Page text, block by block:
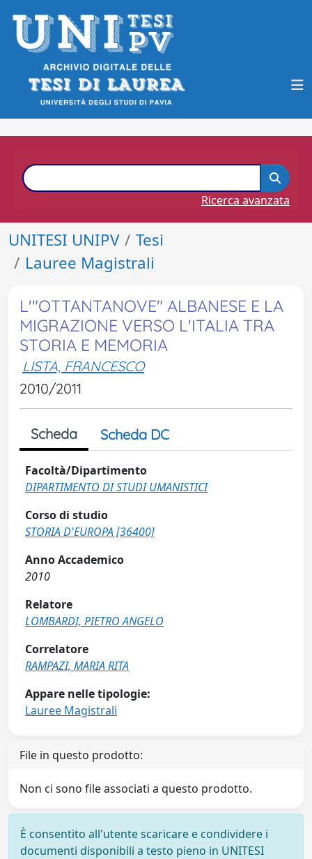
Ricerca avanzata
UNITESI UNIPV
Tesi
Lauree Magistrali
L'"OTTANTANOVE" ALBANESE E LA
MIGRAZIONE VERSO L'ITALIA TRA
STORIA E MEMORIA
LISTA, FRANCESCO
2010/2011
Scheda Scheda DC
Facoltà/Dipartimento
DIPARTIMENTO DI STUDI UMANISTICI
Corso di studio
STORIA D'EUROPA [36400]
Anno Accademico
2010
Relatore
LOMBARDI, PIETRO ANGELO
Correlatore
RAMPAZI, MARIA RITA
Appare nelle tipologie:
Lauree Magistrali
File in questo prodotto:
Non ci sono file associati a questo prodotto.
È consentito all'utente scaricare e condividere i
documenti disponibili a testo pieno in UNITESI